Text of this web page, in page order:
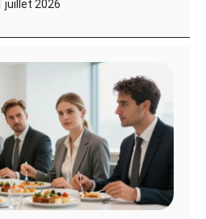
juillet 2026